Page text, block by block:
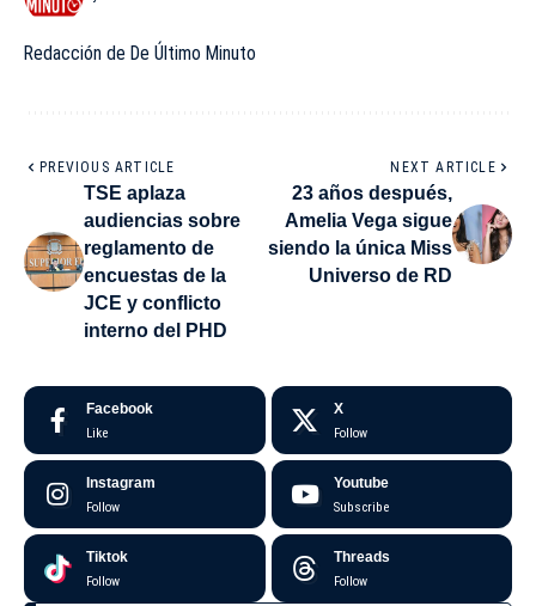
Redacción de De Último Minuto
PREVIOUS ARTICLE
TSE aplaza
audiencias sobre
reglamento de
encuestas de la
JCE y conflicto
interno del PHD
NEXT ARTICLE
23 años después,
Amelia Vega sigue
siendo la única Miss
Universo de RD
Facebook
Like
X
Follow
Instagram
Follow
Youtube
Subscribe
Tiktok
Follow
Threads
Follow